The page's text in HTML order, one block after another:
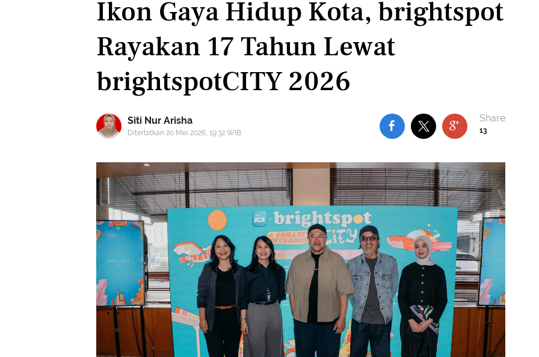
Ikon Gaya Hidup Kota, brightspot
Rayakan 17 Tahun Lewat
brightspotCITY 2026
Siti Nur Arisha
Diterbitkan 20 Mei 2026, 19:32 WIB 13